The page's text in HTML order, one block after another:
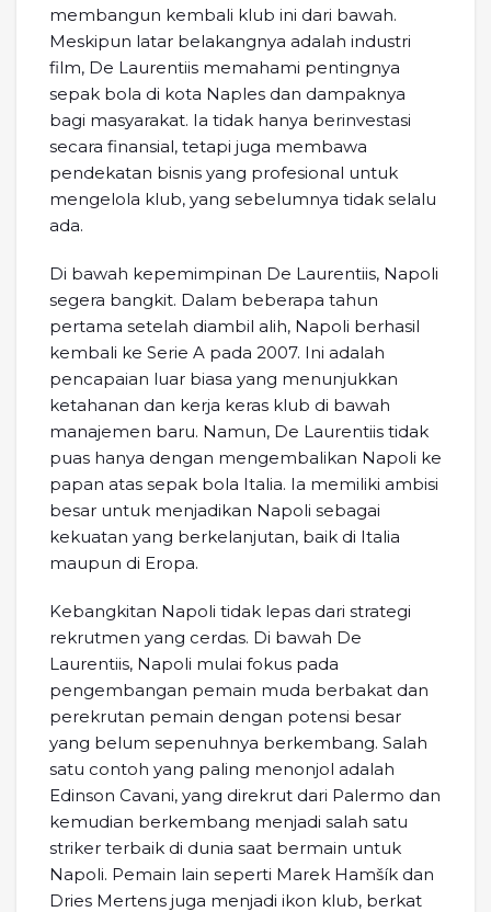
membangun kembali klub ini dari bawah.
Meskipun latar belakangnya adalah industri
film, De Laurentiis memahami pentingnya
sepak bola di kota Naples dan dampaknya
bagi masyarakat. Ia tidak hanya berinvestasi
secara finansial, tetapi juga membawa
pendekatan bisnis yang profesional untuk
mengelola klub, yang sebelumnya tidak selalu
ada.
Di bawah kepemimpinan De Laurentiis, Napoli
segera bangkit. Dalam beberapa tahun
pertama setelah diambil alih, Napoli berhasil
kembali ke Serie A pada 2007. Ini adalah
pencapaian luar biasa yang menunjukkan
ketahanan dan kerja keras klub di bawah
manajemen baru. Namun, De Laurentiis tidak
puas hanya dengan mengembalikan Napoli ke
papan atas sepak bola Italia. Ia memiliki ambisi
besar untuk menjadikan Napoli sebagai
kekuatan yang berkelanjutan, baik di Italia
maupun di Eropa.
Kebangkitan Napoli tidak lepas dari strategi
rekrutmen yang cerdas. Di bawah De
Laurentiis, Napoli mulai fokus pada
pengembangan pemain muda berbakat dan
perekrutan pemain dengan potensi besar
yang belum sepenuhnya berkembang. Salah
satu contoh yang paling menonjol adalah
Edinson Cavani, yang direkrut dari Palermo dan
kemudian berkembang menjadi salah satu
striker terbaik di dunia saat bermain untuk
Napoli. Pemain lain seperti Marek Hamšík dan
Dries Mertens juga menjadi ikon klub, berkat